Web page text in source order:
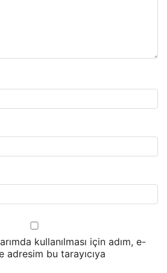
kullanılması için adım, e-
bu tarayıcıya